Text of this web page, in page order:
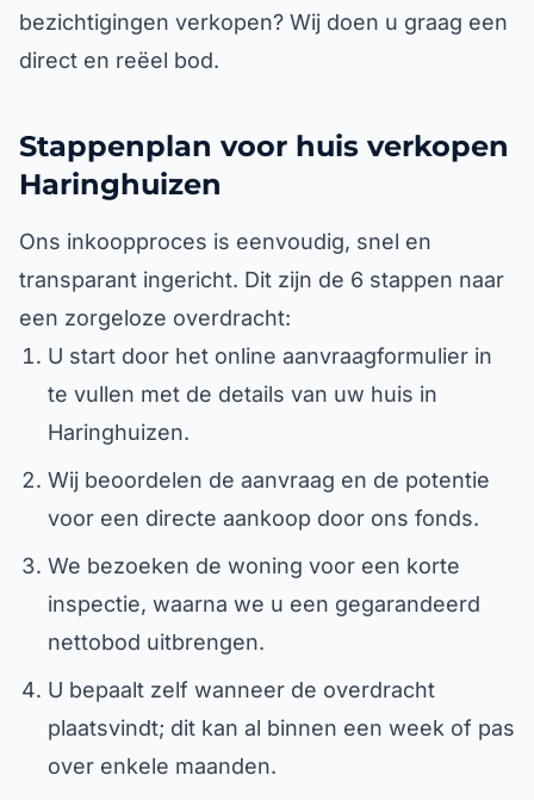
bezichtigingen verkopen? Wij doen u graag een
direct en reëel bod.
Stappenplan voor huis verkopen
Haringhuizen
Ons inkoopproces is eenvoudig, snel en
transparant ingericht. Dit zijn de 6 stappen naar
een zorgeloze overdracht:
U start door het online aanvraagformulier in
te vullen met de details van uw huis in
Haringhuizen.
Wij beoordelen de aanvraag en de potentie
voor een directe aankoop door ons fonds.
We bezoeken de woning voor een korte
inspectie, waarna we u een gegarandeerd
nettobod uitbrengen.
U bepaalt zelf wanneer de overdracht
plaatsvindt; dit kan al binnen een week of pas
over enkele maanden.